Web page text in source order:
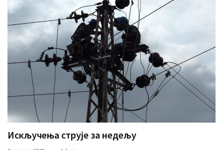
Искључења струје за недељу